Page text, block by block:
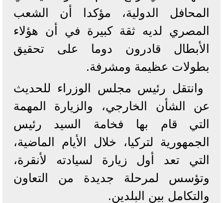
المحافل الدولية، مؤكدا أن الشعب
المصري لديه ثقة كبيرة في أن هؤلاء
الأبطال قادرون دوما على تحقيق
بطولات عظيمة ومشرفة.
وانتقل رئيس مجلس الوزراء للحديث
عن الشأن الخارجي، والزيارة المهمة
التي قام بها فخامة السيد رئيس
الجمهورية لتركيا، خلال الأيام الماضية،
التي تعد أول زيارة لسيادته لأنقرة،
وتؤسس لمرحلة جديدة من التعاون
والتكامل بين البلدين.